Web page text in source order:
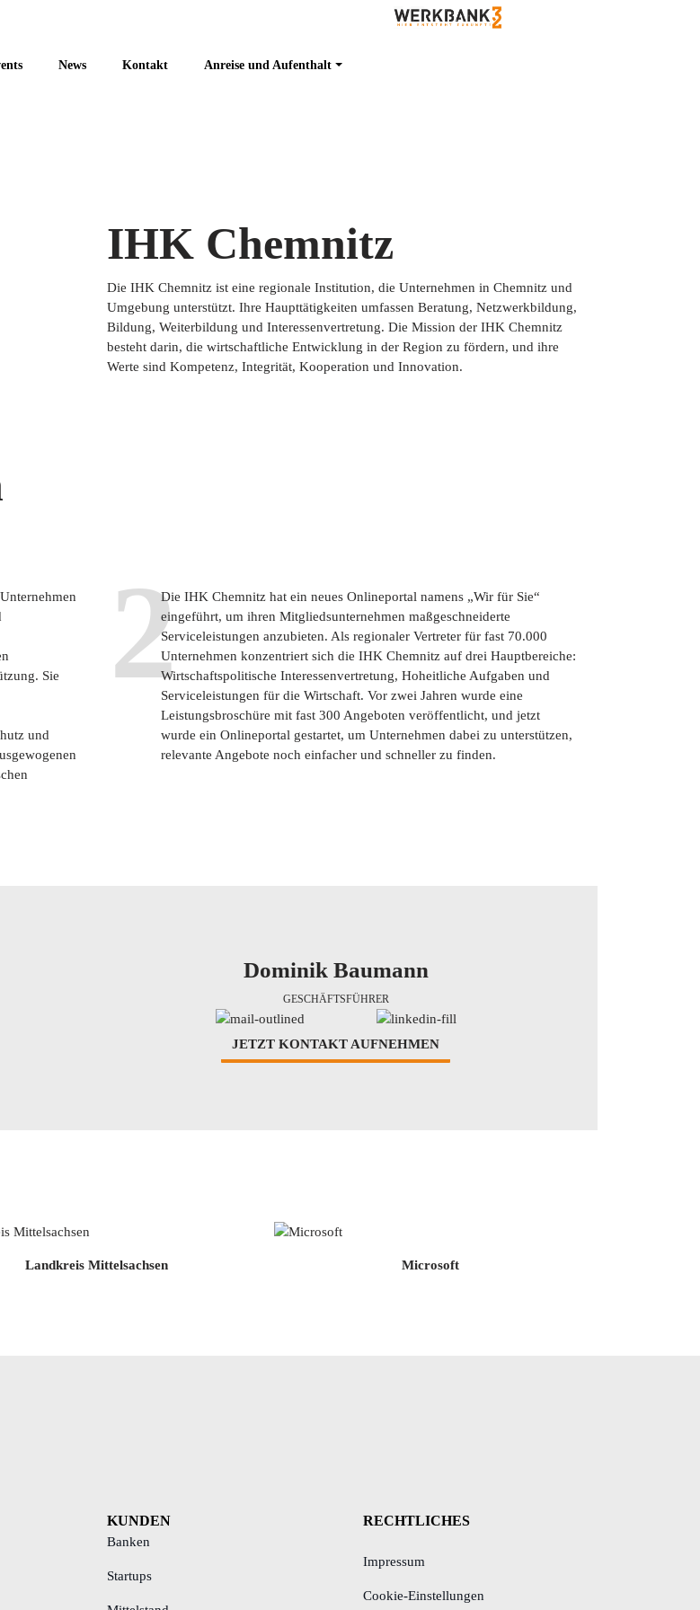
News Kontakt Anreise und Aufenthalt
IHK Chemnitz
Die IHK Chemnitz ist eine regionale Institution, die Unternehmen in Chemnitz und
Umgebung unterstützt. Ihre Haupttätigkeiten umfassen Beratung, Netzwerkbildung,
Bildung, Weiterbildung und Interessenvertretung. Die Mission der IHK Chemnitz
besteht darin, die wirtschaftliche Entwicklung in der Region zu fördern, und ihre
Werte sind Kompetenz, Integrität, Kooperation und Innovation.
Sie
und
2Die IHK Chemnitz hat ein neues Onlineportal namens „Wir für Sie“
eingeführt, um ihren Mitgliedsunternehmen maßgeschneiderte
Serviceleistungen anzubieten. Als regionaler Vertreter für fast 70.000
Unternehmen konzentriert sich die IHK Chemnitz auf drei Hauptbereiche:
Wirtschaftspolitische Interessenvertretung, Hoheitliche Aufgaben und
Serviceleistungen für die Wirtschaft. Vor zwei Jahren wurde eine
Leistungsbroschüre mit fast 300 Angeboten veröffentlicht, und jetzt
wurde ein Onlineportal gestartet, um Unternehmen dabei zu unterstützen,
relevante Angebote noch einfacher und schneller zu finden.
Dominik Baumann
GESCHÄFTSFÜHRER
JETZT KONTAKT AUFNEHMEN
Landkreis Mittelsachsen Microsoft
KUNDEN
Banken
Startups
RECHTLICHES
Impressum
Cookie-Einstellungen